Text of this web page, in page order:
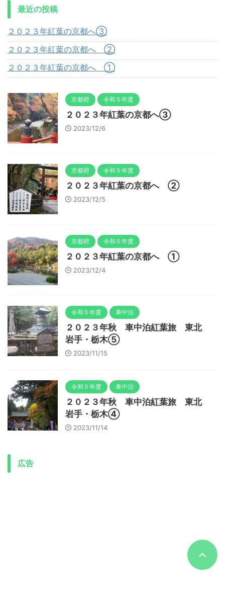
最近の投稿
２０２３年紅葉の京都へ③
２０２３年紅葉の京都へ ②
２０２３年紅葉の京都へ ①
京都府 令和５年度
２０２３年紅葉の京都へ③
2023/12/6
京都府 令和５年度
２０２３年紅葉の京都へ ②
2023/12/5
京都府 令和５年度
２０２３年紅葉の京都へ ①
2023/12/4
令和５年度 車中泊
２０２３年秋 車中泊紅葉旅 東北
岩手・栃木⑤
2023/11/15
令和５年度 車中泊
２０２３年秋 車中泊紅葉旅 東北
岩手・栃木④
2023/11/14
広告